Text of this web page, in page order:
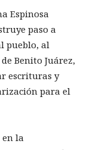
Espinosa
paso a
pueblo, al
Benito Juárez,
escrituras y
para el
en la